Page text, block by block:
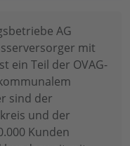
AG
mit
ein Teil der OVAG-
sind der
und der
Kunden